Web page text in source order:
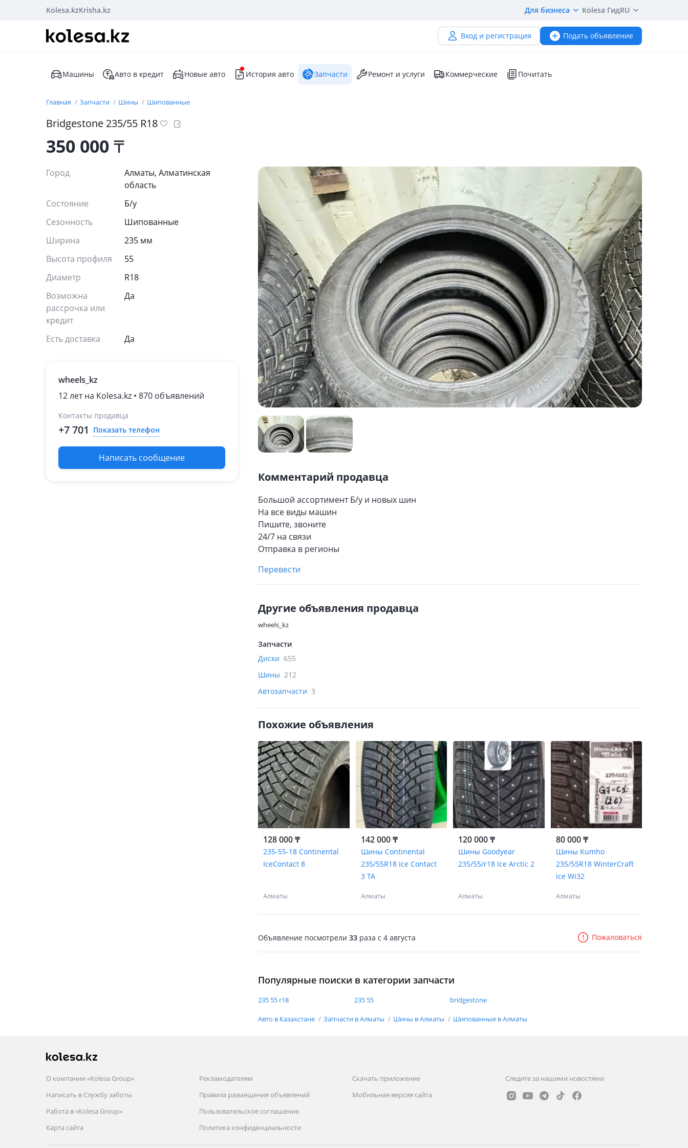
Kolesa.kzKrisha.kz Для бизнеса Kolesa ГидRU
Вход и регистрация Подать объявление
Машины Авто в кредит Новые авто История авто Запчасти Ремонт и услуги Коммерческие Почитать
Главная Запчасти Шины Шипованные
Bridgestone 235/55 R18
350 000₸
Город
Алматы, Алматинская
область
Состояние
Б/y
Сезонность
Шипованные
Ширина
235 мм
Высота профиля
55
Диаметр
R18
Возможна
рассрочка или
кредит
Да
Есть доставка Да
wheels_kz
12 лет на Kolesa.kz • 870 объявлений
Контакты продавца
+7 701 Показать телефон
Написать сообщение
Комментарий продавца
Большой ассортимент Б/у и новых шин
На все виды машин
Пишите, звоните
24/7 на связи
Отправка в регионы
Перевести
Другие объявления продавца
wheels_kz
Запчасти
Диски 655
Шины 212
Автозапчасти 3
Похожие объявления
128 000 ₸
235-55-18 Continental
IceContact 8
Алматы
142 000 ₸
Шины Continental
235/55R18 Ice Contact
3 TA
Алматы
120 000 ₸
Шины Goodyear
235/55/r18 Ice Arctic 2
Алматы
80 000 ₸
Шины Kumho
235/55R18 WinterCraft
ice Wi32
Алматы
Объявление посмотрели 33 раза c 4 августа Пожаловаться
Популярные поиски в категории запчасти
235 55 r18 235 55 bridgestone
Авто в Казахстане Запчасти в Алматы Шины в Алматы Шипованные в Алматы
О компании «Kolesa Group»
Написать в Службу заботы
Работа в «Kolesa Group»
Карта сайта
Рекламодателям
Правила размещения объявлений
Пользовательское соглашение
Политика конфиденциальности
Скачать приложение
Мобильная версия сайта
Следите за нашими новостями